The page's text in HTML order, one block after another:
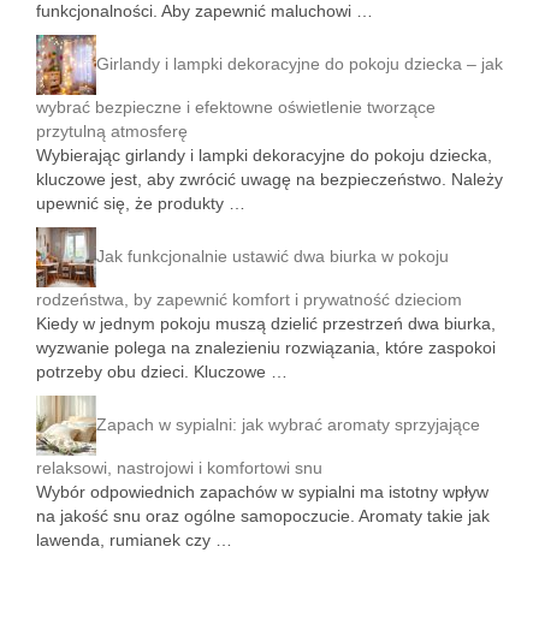
funkcjonalności. Aby zapewnić maluchowi …
Girlandy i lampki dekoracyjne do pokoju dziecka – jak
wybrać bezpieczne i efektowne oświetlenie tworzące
przytulną atmosferę
Wybierając girlandy i lampki dekoracyjne do pokoju dziecka,
kluczowe jest, aby zwrócić uwagę na bezpieczeństwo. Należy
upewnić się, że produkty …
Jak funkcjonalnie ustawić dwa biurka w pokoju
rodzeństwa, by zapewnić komfort i prywatność dzieciom
Kiedy w jednym pokoju muszą dzielić przestrzeń dwa biurka,
wyzwanie polega na znalezieniu rozwiązania, które zaspokoi
potrzeby obu dzieci. Kluczowe …
Zapach w sypialni: jak wybrać aromaty sprzyjające
relaksowi, nastrojowi i komfortowi snu
Wybór odpowiednich zapachów w sypialni ma istotny wpływ
na jakość snu oraz ogólne samopoczucie. Aromaty takie jak
lawenda, rumianek czy …